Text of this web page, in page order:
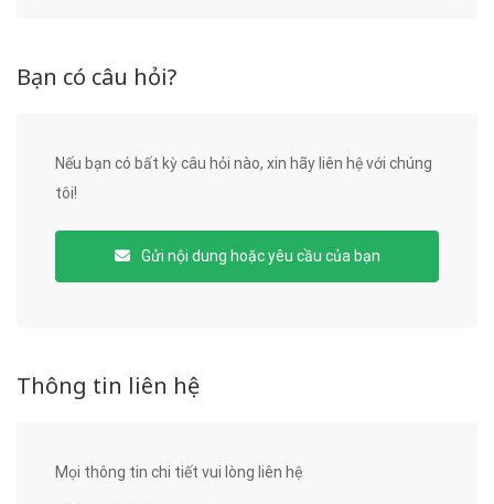
Bạn có câu hỏi?
Nếu bạn có bất kỳ câu hỏi nào, xin hãy liên hệ với chúng
tôi!
Gửi nội dung hoặc yêu cầu của bạn
Thông tin liên hệ
Mọi thông tin chi tiết vui lòng liên hệ